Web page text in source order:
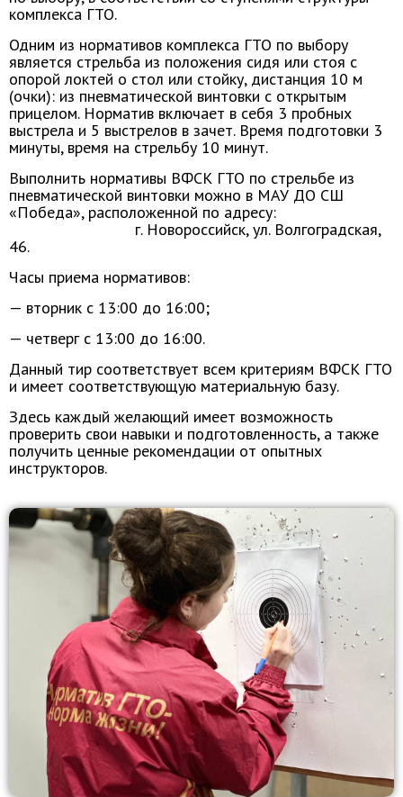
комплекса ГТО.
Одним из нормативов комплекса ГТО по выбору
является стрельба из положения сидя или стоя с
опорой локтей о стол или стойку, дистанция 10 м
(очки): из пневматической винтовки с открытым
прицелом. Норматив включает в себя 3 пробных
выстрела и 5 выстрелов в зачет. Время подготовки 3
минуты, время на стрельбу 10 минут.
Выполнить нормативы ВФСК ГТО по стрельбе из
пневматической винтовки можно в МАУ ДО СШ
«Победа», расположенной по адресу:
г. Новороссийск, ул. Волгоградская,
46.
Часы приема нормативов:
— вторник с 13:00 до 16:00;
— четверг с 13:00 до 16:00.
Данный тир соответствует всем критериям ВФСК ГТО
и имеет соответствующую материальную базу.
Здесь каждый желающий имеет возможность
проверить свои навыки и подготовленность, а также
получить ценные рекомендации от опытных
инструкторов.